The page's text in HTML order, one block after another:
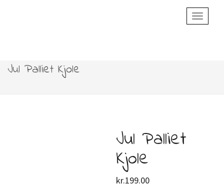
Toggle
Jul Palliet Kjole
Jul Palliet
Kjole
kr.199.00